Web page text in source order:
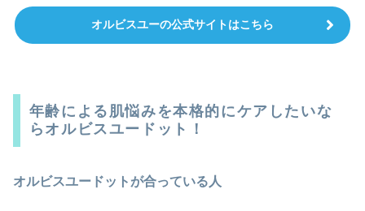
オルビスユーの公式サイトはこちら
年齢による肌悩みを本格的にケアしたいな
らオルビスユードット！
オルビスユードットが合っている人